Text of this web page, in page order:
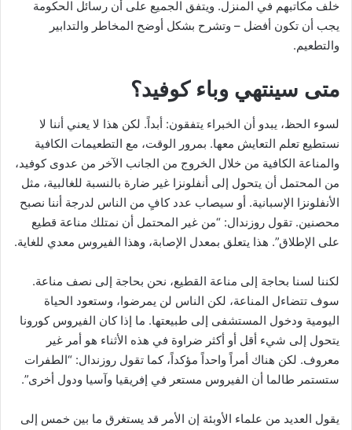
خلف مكاتبهم في المنزل. ويتفق الجميع على أن رسائل الحكومة
يجب أن تكون أفضل – وتشرح بشكل أوضح المخاطر والتدابير
والتطعيم.
متى سينتهي وباء كوفيد؟
لسوء الحظ، يبدو أن الخبراء يتفقون: أبداً. لكن هذا لا يعني أننا لا
نستطيع تعلم التعايش معها. بمرور الوقت، مع التطعيمات الكافية
والمناعة الكافية من خلال الخروج من الجانب الآخر من عدوى كوفيد،
من المحتمل أن يتحول إلى أنفلونزا غير ضارة بالنسبة للغالبية، مثل
الأنفلونزا الإسبانية. أو سيصاب عدد كافٍ من الناس لدرجة أننا نصبح
محصنين. تقول روزندال: “من غير المحتمل أن نمتلك مناعة قطيع
على الإطلاق”. هذا يتعلق بمعدل الإصابة، وهذا الفيروس معدي للغاية.
لكننا لسنا بحاجة إلى مناعة القطيع، نحن بحاجة إلى نصف مناعة.
سوف تتضاءل المناعة، لكن الناس لن يمرضوا، وستعود الحياة
اليومية ودخول المستشفى إلى طبيعتها. ما إذا كان الفيروس كورونا
يتحول إلى شيء أقل أو أكثر ضراوة في هذه الأثناء هو أمر غير
معروف. لكن هناك أمراً واحداً مؤكداً، كما تقول روزندال: “الطفرات
ستستمر طالما أن الفيروس مستعر في إفريقيا وآسيا ودول أخرى”.
يقول العديد من علماء الأوبئة إن الأمر قد يستغرق ما بين خمس إلى